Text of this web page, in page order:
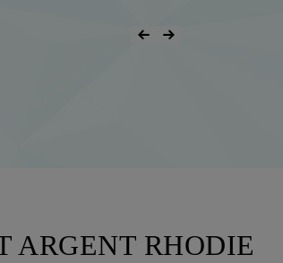
ARGENT RHODIE